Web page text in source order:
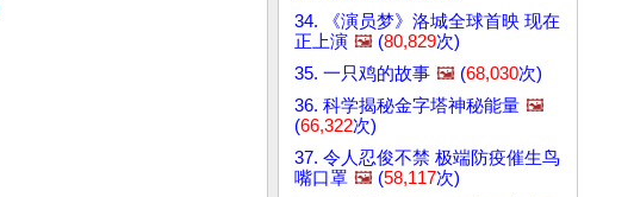
34. 《演员梦》洛城全球首映 现在
正上演 🖼️ (80,829次)
35. 一只鸡的故事 🖼️ (68,030次)
36. 科学揭秘金字塔神秘能量 🖼️
(66,322次)
37. 令人忍俊不禁 极端防疫催生鸟
嘴口罩 🖼️ (58,117次)